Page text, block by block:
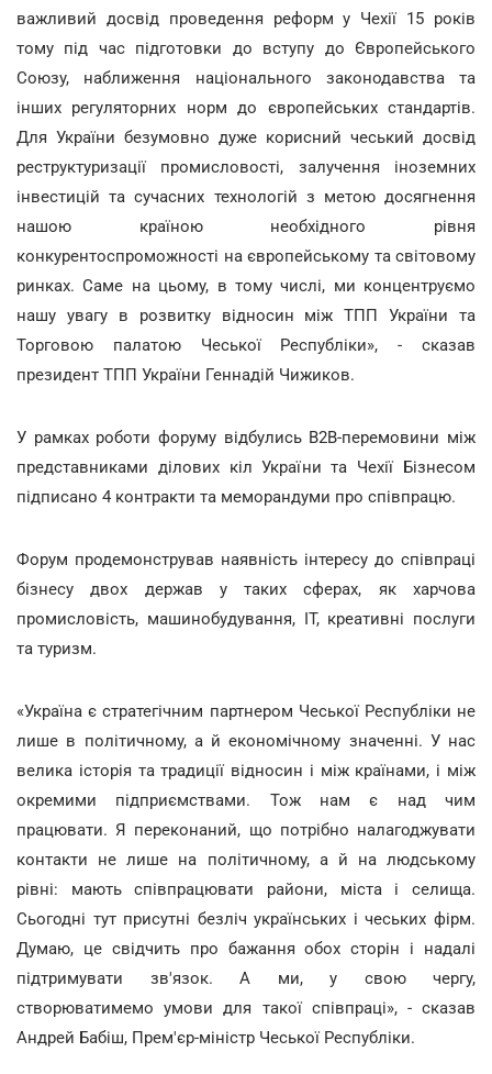
важливий досвід проведення реформ у Чехії 15 років
тому під час підготовки до вступу до Європейського
Союзу, наближення національного законодавства та
інших регуляторних норм до європейських стандартів.
Для України безумовно дуже корисний чеський досвід
реструктуризації промисловості, залучення іноземних
інвестицій та сучасних технологій з метою досягнення
нашою країною необхідного рівня
конкурентоспроможності на європейському та світовому
ринках. Саме на цьому, в тому числі, ми концентруємо
нашу увагу в розвитку відносин між ТПП України та
Торговою палатою Чеської Республіки», - сказав
президент ТПП України Геннадій Чижиков.
У рамках роботи форуму відбулись В2В-перемовини між
представниками ділових кіл України та Чехії Бізнесом
підписано 4 контракти та меморандуми про співпрацю.
Форум продемонстрував наявність інтересу до співпраці
бізнесу двох держав у таких сферах, як харчова
промисловість, машинобудування, ІТ, креативні послуги
та туризм.
«Україна є стратегічним партнером Чеської Республіки не
лише в політичному, а й економічному значенні. У нас
велика історія та традиції відносин і між країнами, і між
окремими підприємствами. Тож нам є над чим
працювати. Я переконаний, що потрібно налагоджувати
контакти не лише на політичному, а й на людському
рівні: мають співпрацювати райони, міста і селища.
Сьогодні тут присутні безліч українських і чеських фірм.
Думаю, це свідчить про бажання обох сторін і надалі
підтримувати зв'язок. А ми, у свою чергу,
створюватимемо умови для такої співпраці», - сказав
Андрей Бабіш, Прем'єр-міністр Чеської Республіки.